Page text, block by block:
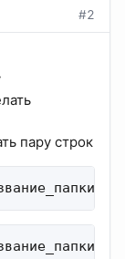
#2
пару строк